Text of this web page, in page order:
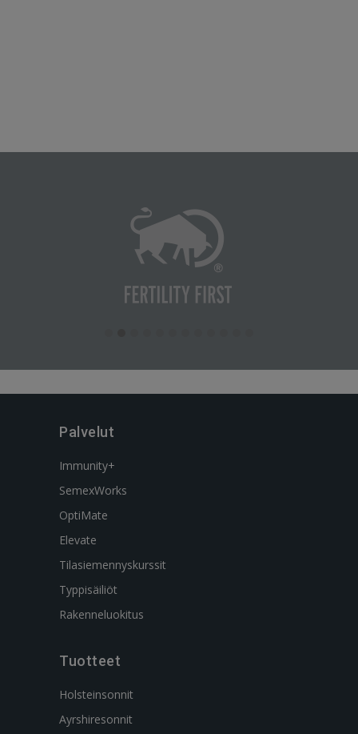
Palvelut
Immunity+
SemexWorks
OptiMate
Elevate
Tilasiemennyskurssit
Typpisäiliöt
Rakenneluokitus
Tuotteet
Holsteinsonnit
Ayrshiresonnit